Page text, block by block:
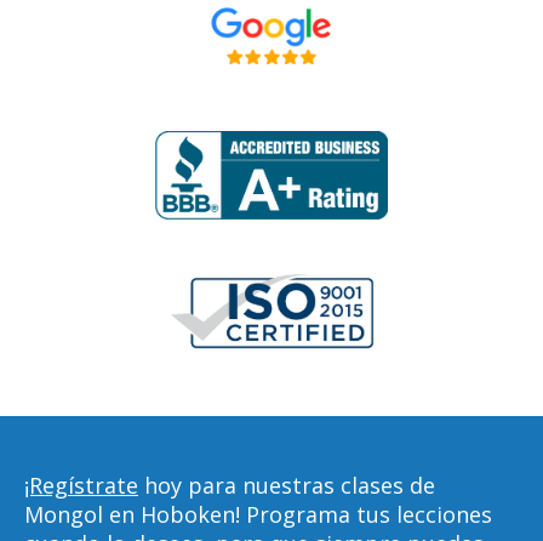
¡Regístrate hoy para nuestras clases de
Mongol en Hoboken! Programa tus lecciones